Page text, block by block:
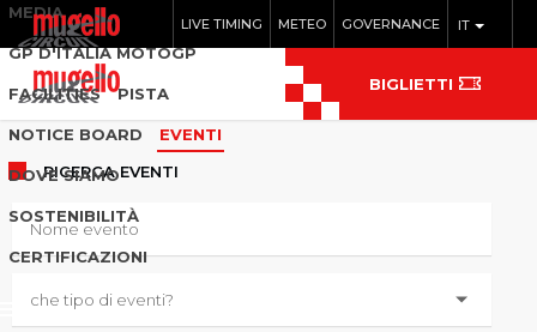
IT
LIVE TIMING METEO GOVERNANCE
MEDIA
GP D'ITALIA MOTOGP
FACILITIES PISTA
NOTICE BOARD EVENTI
DOVE SIAMO
SOSTENIBILITÀ
CERTIFICAZIONI
BIGLIETTI
RICERCAEVENTI